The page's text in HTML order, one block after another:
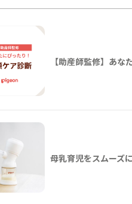
【助産師監修】あ
母乳育児をスムーズ